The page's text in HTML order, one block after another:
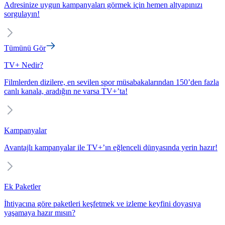
Adresinize uygun kampanyaları görmek için hemen altyapınızı
sorgulayın!
Tümünü Gör
TV+ Nedir?
Filmlerden dizilere, en sevilen spor müsabakalarından 150’den fazla
canlı kanala, aradığın ne varsa TV+’ta!
Kampanyalar
Avantajlı kampanyalar ile TV+’ın eğlenceli dünyasında yerin hazır!
Ek Paketler
İhtiyacına göre paketleri keşfetmek ve izleme keyfini doyasıya
yaşamaya hazır mısın?